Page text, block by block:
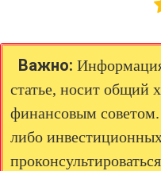
Важно:
статье, носит общий
финансовым
либо